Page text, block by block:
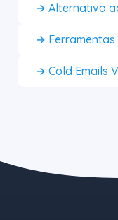
→ Alternativa
→ Ferramentas
→ Cold Emails